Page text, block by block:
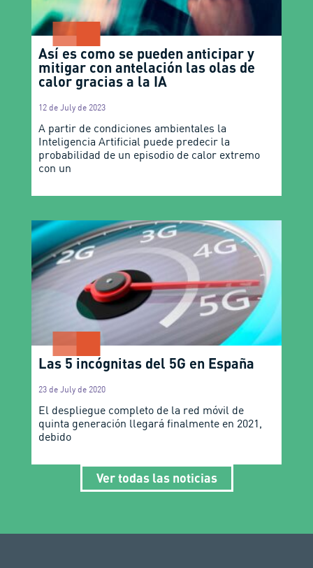
Así es como se pueden anticipar y
mitigar con antelación las olas de
calor gracias a la IA
12 de July de 2023
A partir de condiciones ambientales la
Inteligencia Artificial puede predecir la
probabilidad de un episodio de calor extremo
con un
Las 5 incógnitas del 5G en España
23 de July de 2020
El despliegue completo de la red móvil de
quinta generación llegará finalmente en 2021,
debido
Ver todas las noticias